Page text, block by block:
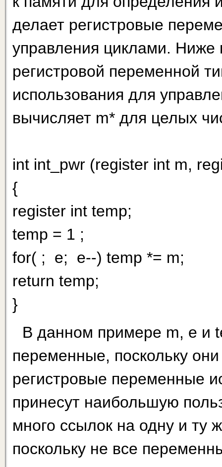
делает регистровые
управления циклами. Ниже
регистровой переменной
использования для
вычисляет m* для целых
int int_pwr (register int m,
{
register int temp;
temp = 1 ;
for( ; e; e--) temp *= m;
return temp;
}
В данном примере m, e и
переменные, поскольку
регистровые переменные
принесут наибольшую
много ссылок на одну и
поскольку не все